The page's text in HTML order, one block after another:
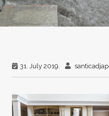
31. July 2019.